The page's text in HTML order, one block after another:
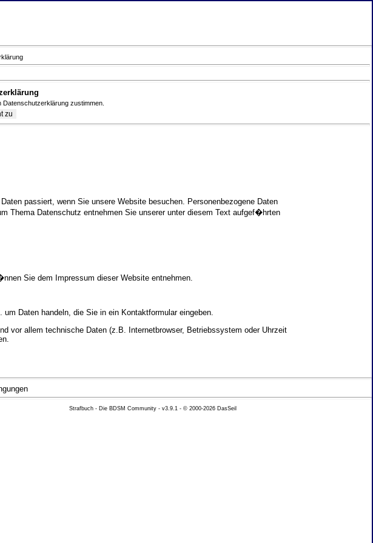
zustimmen.
passiert, wenn Sie unsere Website besuchen. Personenbezogene Daten
Datenschutz entnehmen Sie unserer unter diesem Text aufgef�hrten
Sie dem Impressum dieser Website entnehmen.
Daten handeln, die Sie in ein Kontaktformular eingeben.
vor allem technische Daten (z.B. Internetbrowser, Betriebssystem oder Uhrzeit
Daten k�nnen zur Analyse Ihres Nutzerverhaltens verwendet werden.
personenbezogenen Daten zu erhalten. Sie haben au�erdem ein
Strafbuch - Die BDSM Community - v3.9.1 - © 2000-2026 DasSeil